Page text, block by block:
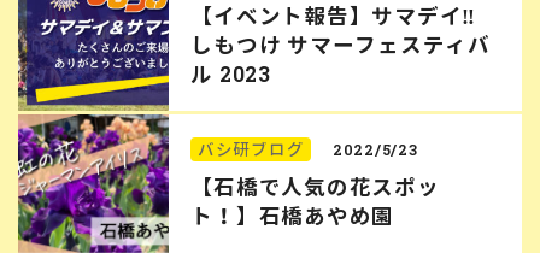
【イベント報告】サマデイ‼︎
しもつけ サマーフェスティバ
ル 2023
バシ研ブログ 2022/5/23
【石橋で人気の花スポッ
ト！】石橋あやめ園